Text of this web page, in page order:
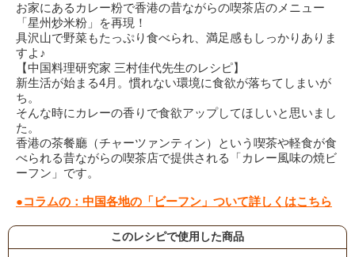
お家にあるカレー粉で香港の昔ながらの喫茶店のメニュー
「星州炒米粉」を再現！
具沢山で野菜もたっぷり食べられ、満足感もしっかりありま
すよ♪
【中国料理研究家 三村佳代先生のレシピ】
新生活が始まる4月。慣れない環境に食欲が落ちてしまいが
ち。
そんな時にカレーの香りで食欲アップしてほしいと思いまし
た。
香港の茶餐廳（チャーツァンティン）という喫茶や軽食が食
べられる昔ながらの喫茶店で提供される「カレー風味の焼ビ
ーフン」です。
●コラムの：中国各地の「ビーフン」ついて詳しくはこちら
このレシピで使用した商品